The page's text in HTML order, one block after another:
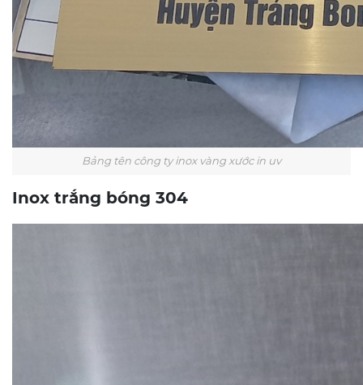
Bảng tên công ty inox vàng xước in uv
Inox trắng bóng 304